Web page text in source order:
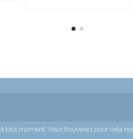
tout moment. Vous trouverez pour cela